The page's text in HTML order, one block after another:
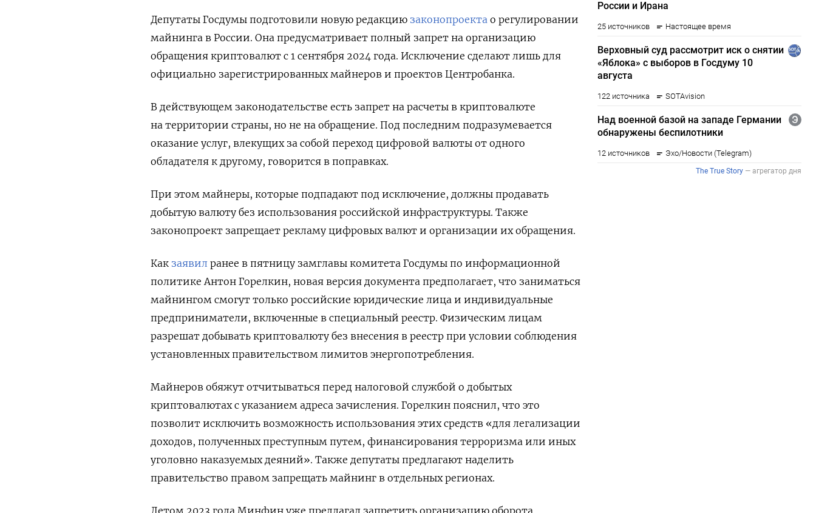
Депутаты Госдумы подготовили новую редакцию законопроекта о регулировании
майнинга в России. Она предусматривает полный запрет на организацию
обращения криптовалют с 1 сентября 2024 года. Исключение сделают лишь для
официально зарегистрированных майнеров и проектов Центробанка.
В действующем законодательстве есть запрет на расчеты в криптовалюте
на территории страны, но не на обращение. Под последним подразумевается
оказание услуг, влекущих за собой переход цифровой валюты от одного
обладателя к другому, говорится в поправках.
При этом майнеры, которые подпадают под исключение, должны продавать
добытую валюту без использования российской инфраструктуры. Также
законопроект запрещает рекламу цифровых валют и организации их обращения.
Как заявил ранее в пятницу замглавы комитета Госдумы по информационной
политике Антон Горелкин, новая версия документа предполагает, что заниматься
майнингом смогут только российские юридические лица и индивидуальные
предприниматели, включенные в специальный реестр. Физическим лицам
разрешат добывать криптовалюту без внесения в реестр при условии соблюдения
установленных правительством лимитов энергопотребления.
Майнеров обяжут отчитываться перед налоговой службой о добытых
криптовалютах с указанием адреса зачисления. Горелкин пояснил, что это
позволит исключить возможность использования этих средств «для легализации
доходов, полученных преступным путем, финансирования терроризма или иных
уголовно наказуемых деяний». Также депутаты предлагают наделить
правительство правом запрещать майнинг в отдельных регионах.
Летом 2023 года Минфин уже предлагал запретить организацию оборота